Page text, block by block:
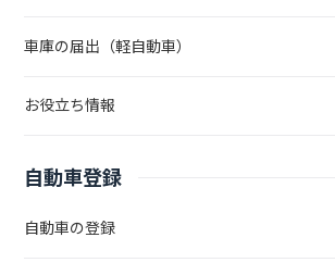
車庫の届出（軽自動車）
お役立ち情報
自動車登録
自動車の登録